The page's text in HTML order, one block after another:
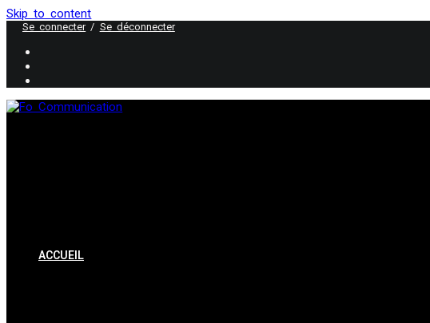
Skip to content
Se connecter/ Se déconnecter
ACCUEIL